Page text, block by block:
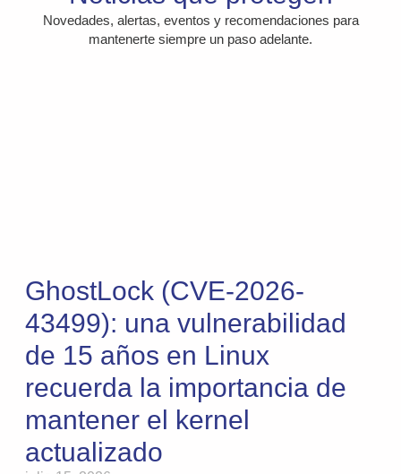
Novedades, alertas, eventos y recomendaciones para
mantenerte siempre un paso adelante.
GhostLock (CVE-2026-
43499): una vulnerabilidad
de 15 años en Linux
recuerda la importancia de
mantener el kernel
actualizado